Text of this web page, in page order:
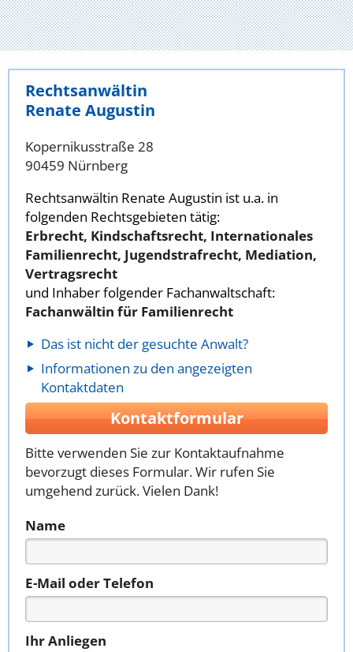
Rechtsanwältin
Renate Augustin
Kopernikusstraße 28
90459 Nürnberg
Rechtsanwältin Renate Augustin ist u.a. in
folgenden Rechtsgebieten tätig:
Erbrecht, Kindschaftsrecht, Internationales
Familienrecht, Jugendstrafrecht, Mediation,
Vertragsrecht
und Inhaber folgender Fachanwaltschaft:
Fachanwältin für Familienrecht
Das ist nicht der gesuchte Anwalt?
Informationen zu den angezeigten
Kontaktdaten
Kontaktformular
Bitte verwenden Sie zur Kontaktaufnahme
bevorzugt dieses Formular. Wir rufen Sie
umgehend zurück. Vielen Dank!
Name
E-Mail oder Telefon
Ihr Anliegen